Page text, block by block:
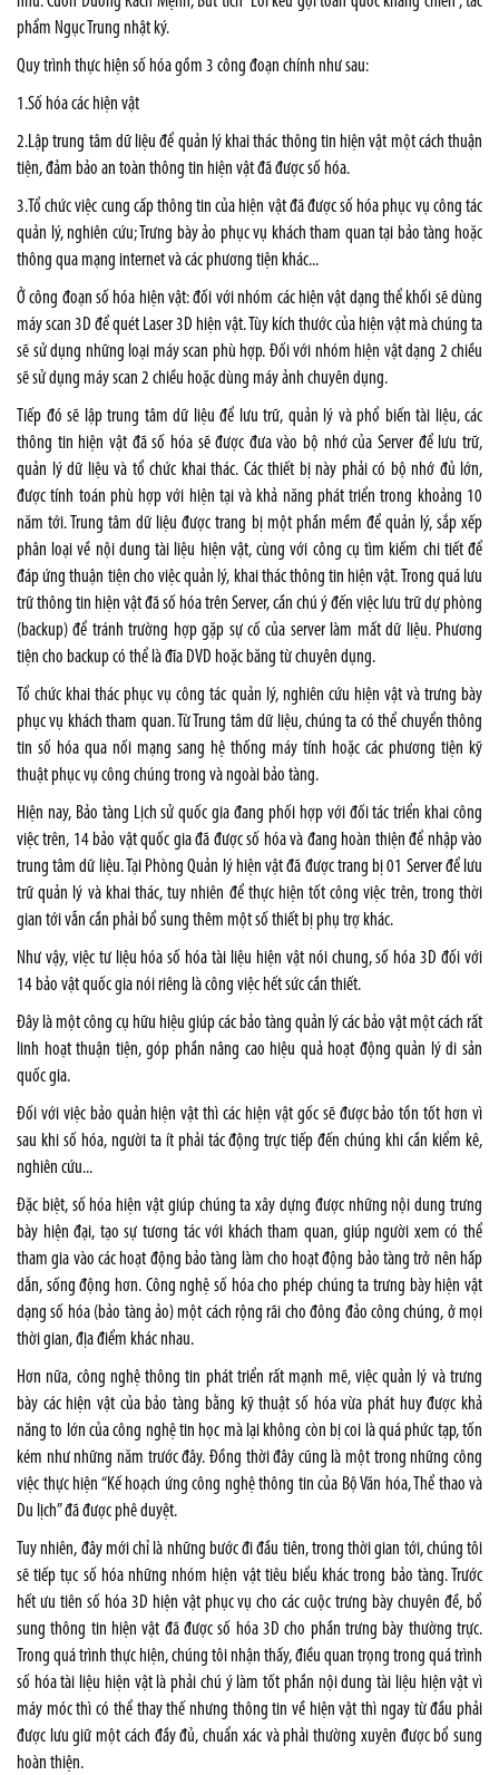
phẩm Ngục Trung nhật ký.
Quy trình thực hiện số hóa gồm 3 công đoạn chính như sau:
1.Số hóa các hiện vật
2.Lập trung tâm dữ liệu để quản lý khai thác thông tin hiện vật một cách thuận
tiện, đảm bảo an toàn thông tin hiện vật đã được số hóa.
3.Tổ chức việc cung cấp thông tin của hiện vật đã được số hóa phục vụ công tác
quản lý, nghiên cứu; Trưng bày ảo phục vụ khách tham quan tại bảo tàng hoặc
thông qua mạng internet và các phương tiện khác...
Ở công đoạn số hóa hiện vật: đối với nhóm các hiện vật dạng thể khối sẽ dùng
máy scan 3D để quét Laser 3D hiện vật. Tùy kích thước của hiện vật mà chúng ta
sẽ sử dụng những loại máy scan phù hợp. Đối với nhóm hiện vật dạng 2 chiều
sẽ sử dụng máy scan 2 chiều hoặc dùng máy ảnh chuyên dụng.
Tiếp đó sẽ lập trung tâm dữ liệu để lưu trữ, quản lý và phổ biến tài liệu, các
thông tin hiện vật đã số hóa sẽ được đưa vào bộ nhớ của Server để lưu trữ,
quản lý dữ liệu và tổ chức khai thác. Các thiết bị này phải có bộ nhớ đủ lớn,
được tính toán phù hợp với hiện tại và khả năng phát triển trong khoảng 10
năm tới. Trung tâm dữ liệu được trang bị một phần mềm để quản lý, sắp xếp
phân loại về nội dung tài liệu hiện vật, cùng với công cụ tìm kiếm chi tiết để
đáp ứng thuận tiện cho việc quản lý, khai thác thông tin hiện vật. Trong quá lưu
trữ thông tin hiện vật đã số hóa trên Server, cần chú ý đến việc lưu trữ dự phòng
(backup) để tránh trường hợp gặp sự cố của server làm mất dữ liệu. Phương
tiện cho backup có thể là đĩa DVD hoặc băng từ chuyên dụng.
Tổ chức khai thác phục vụ công tác quản lý, nghiên cứu hiện vật và trưng bày
phục vụ khách tham quan. Từ Trung tâm dữ liệu, chúng ta có thể chuyển thông
tin số hóa qua nối mạng sang hệ thống máy tính hoặc các phương tiện kỹ
thuật phục vụ công chúng trong và ngoài bảo tàng.
Hiện nay, Bảo tàng Lịch sử quốc gia đang phối hợp với đối tác triển khai công
việc trên, 14 bảo vật quốc gia đã được số hóa và đang hoàn thiện để nhập vào
trung tâm dữ liệu. Tại Phòng Quản lý hiện vật đã được trang bị 01 Server để lưu
trữ quản lý và khai thác, tuy nhiên để thực hiện tốt công việc trên, trong thời
gian tới vẫn cần phải bổ sung thêm một số thiết bị phụ trợ khác.
Như vậy, việc tư liệu hóa số hóa tài liệu hiện vật nói chung, số hóa 3D đối với
14 bảo vật quốc gia nói riêng là công việc hết sức cần thiết.
Đây là một công cụ hữu hiệu giúp các bảo tàng quản lý các bảo vật một cách rất
linh hoạt thuận tiện, góp phần nâng cao hiệu quả hoạt động quản lý di sản
quốc gia.
Đối với việc bảo quản hiện vật thì các hiện vật gốc sẽ được bảo tồn tốt hơn vì
sau khi số hóa, người ta ít phải tác động trực tiếp đến chúng khi cần kiểm kê,
nghiên cứu...
Đặc biệt, số hóa hiện vật giúp chúng ta xây dựng được những nội dung trưng
bày hiện đại, tạo sự tương tác với khách tham quan, giúp người xem có thể
tham gia vào các hoạt động bảo tàng làm cho hoạt động bảo tàng trở nên hấp
dẫn, sống động hơn. Công nghệ số hóa cho phép chúng ta trưng bày hiện vật
dạng số hóa (bảo tàng ảo) một cách rộng rãi cho đông đảo công chúng, ở mọi
thời gian, địa điểm khác nhau.
Hơn nữa, công nghệ thông tin phát triển rất mạnh mẽ, việc quản lý và trưng
bày các hiện vật của bảo tàng bằng kỹ thuật số hóa vừa phát huy được khả
năng to lớn của công nghệ tin học mà lại không còn bị coi là quá phức tạp, tốn
kém như những năm trước đây. Đồng thời đây cũng là một trong những công
việc thực hiện “Kế hoạch ứng công nghệ thông tin của Bộ Văn hóa, Thể thao và
Du lịch” đã được phê duyệt.
Tuy nhiên, đây mới chỉ là những bước đi đầu tiên, trong thời gian tới, chúng tôi
sẽ tiếp tục số hóa những nhóm hiện vật tiêu biểu khác trong bảo tàng. Trước
hết ưu tiên số hóa 3D hiện vật phục vụ cho các cuộc trưng bày chuyên đề, bổ
sung thông tin hiện vật đã được số hóa 3D cho phần trưng bày thường trực.
Trong quá trình thực hiện, chúng tôi nhận thấy, điều quan trọng trong quá trình
số hóa tài liệu hiện vật là phải chú ý làm tốt phần nội dung tài liệu hiện vật vì
máy móc thì có thể thay thế nhưng thông tin về hiện vật thì ngay từ đầu phải
được lưu giữ một cách đầy đủ, chuẩn xác và phải thường xuyên được bổ sung
hoàn thiện.